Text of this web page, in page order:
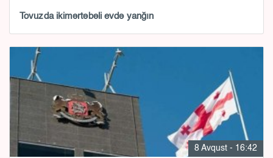
Tovuzda ikimərtəbəli evdə yanğın
8 Avqust - 16:42